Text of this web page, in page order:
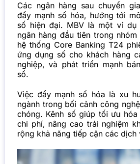
Các ngân hàng sau chuyển
đẩy mạnh số hóa, hướng tới
số hiện đại. MBV là một ví dụ
ngân hàng đầu tiên trong
hệ thống Core Banking T24
ứng dụng số cho khách hàng
nghiệp, và phát triển mạnh
số.
Việc đẩy mạnh số hóa là xu
ngành trong bối cảnh công
chóng. Kênh số giúp tối ưu
chi phí, nâng cao trải nghiệm
rộng khả năng tiếp cận các dịch